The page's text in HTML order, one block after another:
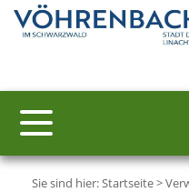
Sie sind hier:Startseite>